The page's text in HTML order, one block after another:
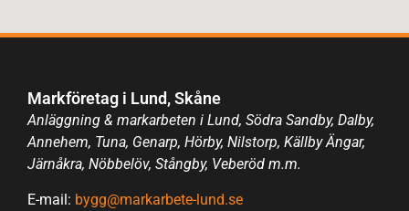
Markföretag i Lund, Skåne
Anläggning & markarbeten i Lund, Södra Sandby, Dalby,
Annehem, Tuna, Genarp, Hörby, Nilstorp, Källby Ängar,
Järnåkra, Nöbbelöv, Stångby, Veberöd m.m.
E-mail: bygg@markarbete-lund.se